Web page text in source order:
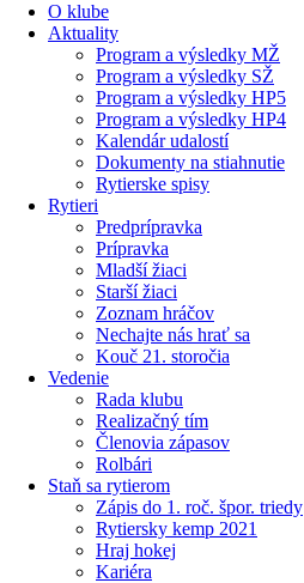
O klube
Aktuality
Program a výsledky MŽ
Program a výsledky SŽ
Program a výsledky HP5
Program a výsledky HP4
Kalendár udalostí
Dokumenty na stiahnutie
Rytierske spisy
Rytieri
Predprípravka
Prípravka
Mladší žiaci
Starší žiaci
Zoznam hráčov
Nechajte nás hrať sa
Kouč 21. storočia
Vedenie
Rada klubu
Realizačný tím
Členovia zápasov
Rolbári
Staň sa rytierom
Zápis do 1. roč. špor. triedy
Rytiersky kemp 2021
Hraj hokej
Kariéra